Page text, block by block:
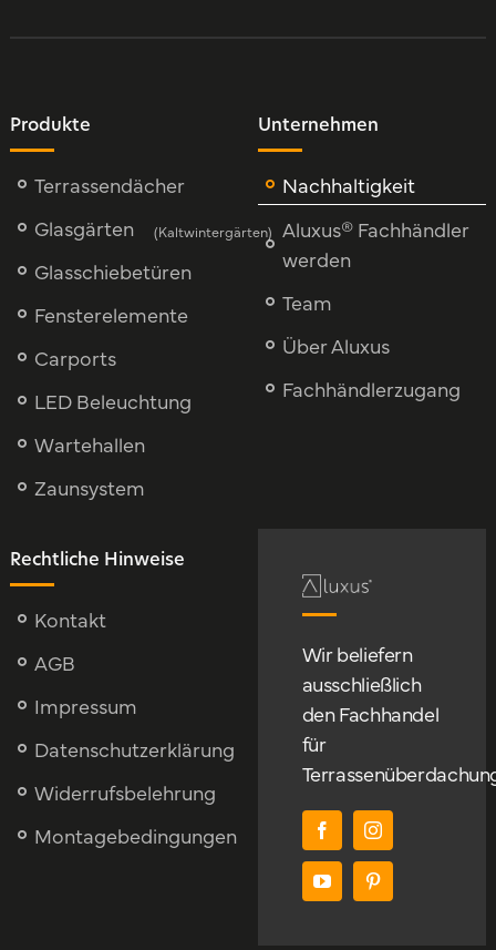
Produkte
Terrassendächer
Glasgärten
(Kaltwintergärten)
Glasschiebetüren
Fensterelemente
Carports
LED Beleuchtung
Wartehallen
Zaunsystem
Unternehmen
Nachhaltigkeit
Aluxus® Fachhändler
werden
Team
Über Aluxus
Fachhändlerzugang
Rechtliche Hinweise
Kontakt
AGB
Impressum
Datenschutzerklärung
Widerrufsbelehrung
Montagebedingungen
Wir beliefern
ausschließlich
den Fachhandel
für